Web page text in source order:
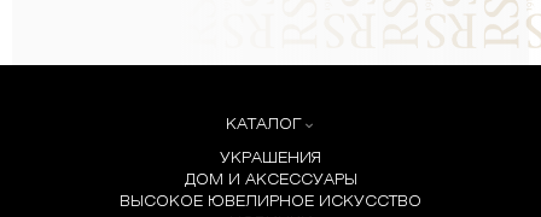
КАТАЛОГ
УКРАШЕНИЯ
ДОМ И АКСЕССУАРЫ
ВЫСОКОЕ ЮВЕЛИРНОЕ ИСКУССТВО